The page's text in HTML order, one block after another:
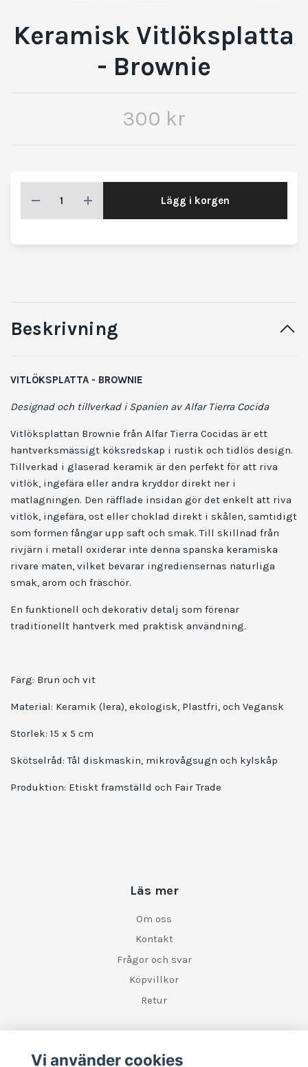
Keramisk Vitlöksplatta
- Brownie
300 kr
Lägg i korgen
Beskrivning
VITLÖKSPLATTA - BROWNIE
Designad och tillverkad i Spanien av Alfar Tierra Cocida
Vitlöksplattan Brownie från Alfar Tierra Cocidas är ett
hantverksmässigt köksredskap i rustik och tidlös design.
Tillverkad i glaserad keramik är den perfekt för att riva
vitlök, ingefära eller andra kryddor direkt ner i
matlagningen. Den räfflade insidan gör det enkelt att riva
vitlök, ingefära, ost eller choklad direkt i skålen, samtidigt
som formen fångar upp saft och smak. Till skillnad från
rivjärn i metall oxiderar inte denna spanska keramiska
rivare maten, vilket bevarar ingrediensernas naturliga
smak, arom och fräschör.
En funktionell och dekorativ detalj som förenar
traditionellt hantverk med praktisk användning.
Färg: Brun och vit
Material: Keramik (lera), ekologisk, Plastfri, och Vegansk
Storlek: 15 x 5 cm
Skötselråd: Tål diskmaskin, mikrovågsugn och kylskåp
Produktion: Etiskt framställd och Fair Trade
Läs mer
Om oss
Kontakt
Frågor och svar
Köpvillkor
Retur
Vi använder cookies